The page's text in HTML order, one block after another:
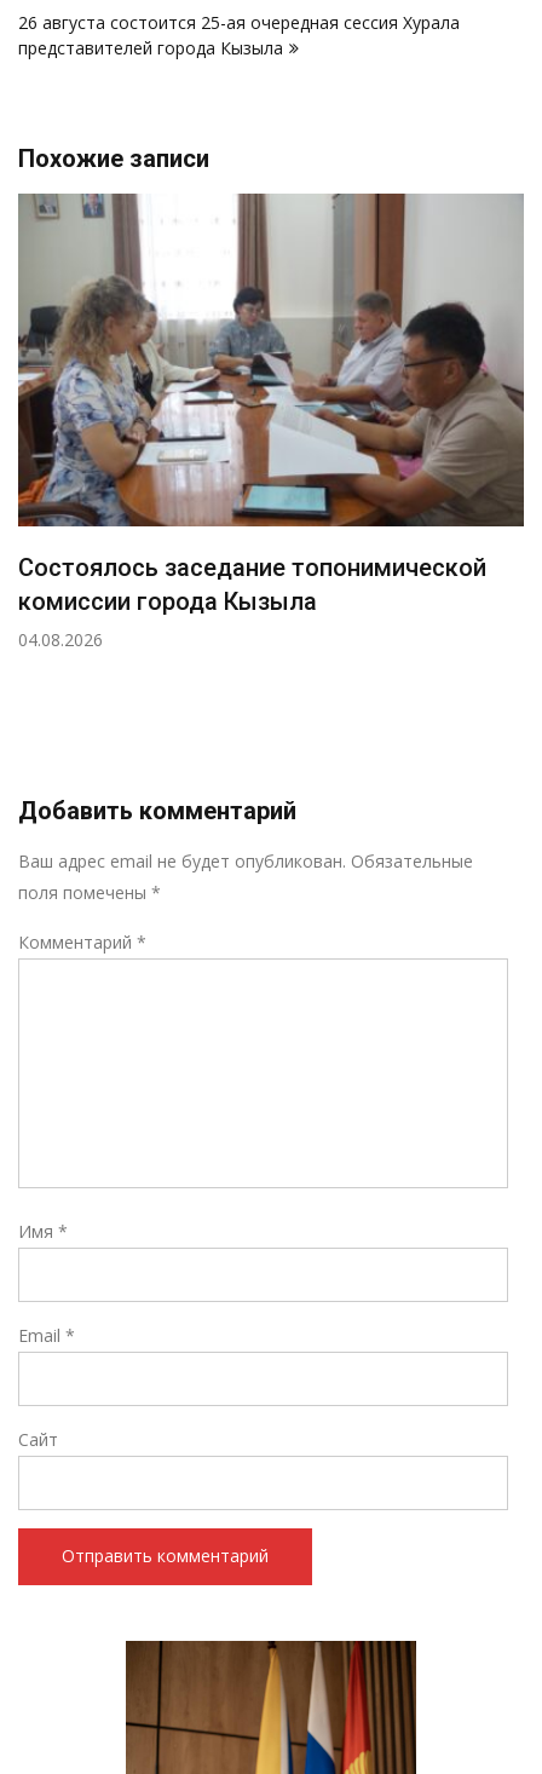
записям
26 августа состоится 25-ая очередная сессия Хурала
представителей города Кызыла
Похожие записи
Состоялось заседание топонимической
комиссии города Кызыла
04.08.2026
Добавить комментарий
Ваш адрес email не будет опубликован. Обязательные
поля помечены *
Комментарий *
Имя *
Email *
Сайт